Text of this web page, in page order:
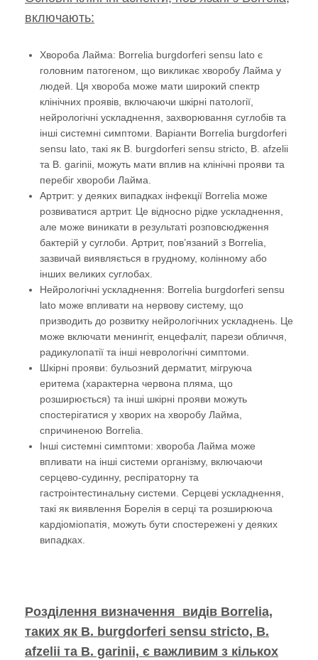
включають:
Хвороба Лайма: Borrelia burgdorferi sensu lato є
головним патогеном, що викликає хворобу Лайма у
людей. Ця хвороба може мати широкий спектр
клінічних проявів, включаючи шкірні патології,
нейрологічні ускладнення, захворювання суглобів та
інші системні симптоми. Варіанти Borrelia burgdorferi
sensu lato, такі як B. burgdorferi sensu stricto, B. afzelii
та B. garinii, можуть мати вплив на клінічні прояви та
перебіг хвороби Лайма.
Артрит: у деяких випадках інфекції Borrelia може
розвиватися артрит. Це відносно рідке ускладнення,
але може виникати в результаті розповсюдження
бактерій у суглоби. Артрит, пов’язаний з Borrelia,
зазвичай виявляється в грудному, колінному або
інших великих суглобах.
Нейрологічні ускладнення: Borrelia burgdorferi sensu
lato може впливати на нервову систему, що
призводить до розвитку нейрологічних ускладнень. Це
може включати менингіт, енцефаліт, парези обличчя,
радикулопатії та інші неврологічні симптоми.
Шкірні прояви: бульозний дерматит, мігруюча
еритема (характерна червона пляма, що
розширюється) та інші шкірні прояви можуть
спостерігатися у хворих на хворобу Лайма,
спричиненою Borrelia.
Інші системні симптоми: хвороба Лайма може
впливати на інші системи організму, включаючи
серцево-судинну, респіраторну та
гастроінтестинальну системи. Серцеві ускладнення,
такі як виявлення Борелія в серці та розширююча
кардіоміопатія, можуть бути спостережені у деяких
випадках.
Розділення визначення видів Borrelia,
таких як B. burgdorferi sensu stricto, B.
afzelii та B. garinii, є важливим з кількох